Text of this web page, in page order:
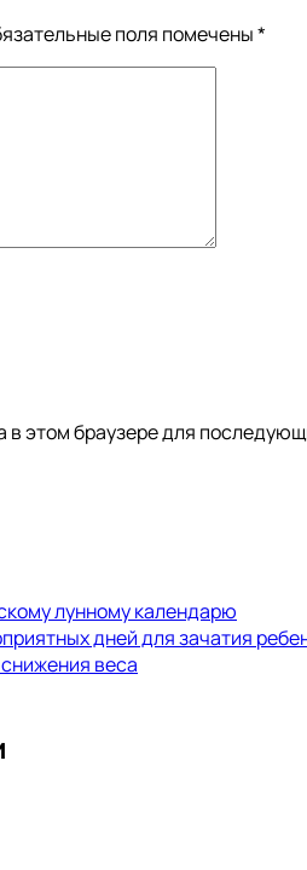
поля помечены*
в этом браузере для
лунному календарю
дней для зачатия
веса